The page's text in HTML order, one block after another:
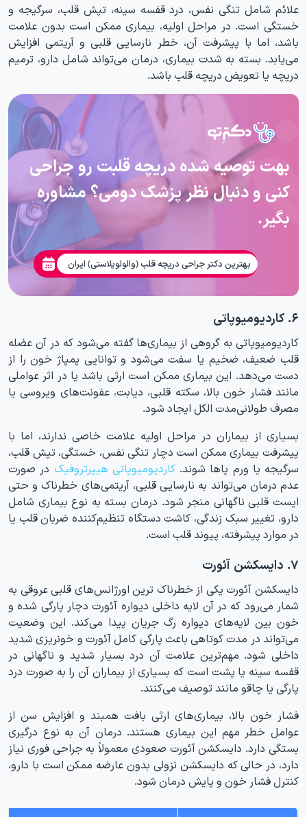
علائم شامل تنگی نفس، درد قفسه سینه، تپش قلب، سرگیجه و
خستگی است. در مراحل اولیه، بیماری ممکن است بدون علامت
باشد، اما با پیشرفت آن، خطر نارسایی قلبی و آریتمی افزایش
می‌یابد. بسته به شدت بیماری، درمان می‌تواند شامل دارو، ترمیم
دریچه یا تعویض دریچه قلب باشد.
بهت توصیه شده دریچه قلبت رو جراحی
کنی و دنبال نظر پزشک دومی؟ مشاوره
بگیر.
بهترین دکتر جراحی دریچه قلب (والولوپلاستی) ایران
۶. کاردیومیوپاتی
کاردیومیوپاتی به گروهی از بیماری‌ها گفته می‌شود که در آن عضله
قلب ضعیف، ضخیم یا سفت می‌شود و توانایی پمپاژ خون را از
دست می‌دهد. این بیماری ممکن است ارثی باشد یا در اثر عواملی
مانند فشار خون بالا، سکته قلبی، دیابت، عفونت‌های ویروسی یا
مصرف طولانی‌مدت الکل ایجاد شود.
بسیاری از بیماران در مراحل اولیه علامت خاصی ندارند، اما با
پیشرفت بیماری ممکن است دچار تنگی نفس، خستگی، تپش قلب،
سرگیجه یا ورم پاها شوند.کاردیومیوپاتی هیپرتروفیک در صورت
عدم درمان می‌تواند به نارسایی قلبی، آریتمی‌های خطرناک و حتی
ایست قلبی ناگهانی منجر شود. درمان بسته به نوع بیماری شامل
دارو، تغییر سبک زندگی، کاشت دستگاه تنظیم‌کننده ضربان قلب یا
در موارد پیشرفته، پیوند قلب است.
۷. دایسکشن آئورت
دایسکشن آئورت یکی از خطرناک ترین اورژانس‌های قلبی عروقی به
شمار می‌رود که در آن لایه داخلی دیواره آئورت دچار پارگی شده و
خون بین لایه‌های دیواره رگ جریان پیدا می‌کند. این وضعیت
می‌تواند در مدت کوتاهی باعث پارگی کامل آئورت و خونریزی شدید
داخلی شود. مهم‌ترین علامت آن درد بسیار شدید و ناگهانی در
قفسه سینه یا پشت است که بسیاری از بیماران آن را به صورت درد
پارگی یا چاقو مانند توصیف می‌کنند.
فشار خون بالا، بیماری‌های ارثی بافت همبند و افزایش سن از
عوامل خطر مهم این بیماری هستند. درمان آن به نوع درگیری
بستگی دارد. دایسکشن آئورت صعودی معمولاً به جراحی فوری نیاز
دارد، در حالی‌ که دایسکشن نزولی بدون عارضه ممکن است با دارو،
کنترل فشار خون و پایش درمان شود.